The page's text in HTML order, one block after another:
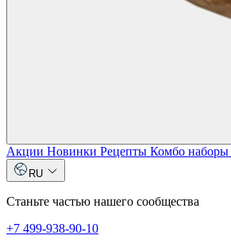
Акции Новинки Рецепты Комбо наборы
RU
Станьте частью нашего сообщества
+7 499-938-90-10